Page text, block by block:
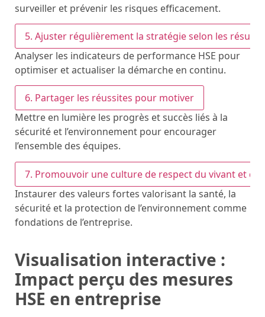
surveiller et prévenir les risques efficacement.
5. Ajuster régulièrement la stratégie selon les
Analyser les indicateurs de performance HSE pour
optimiser et actualiser la démarche en continu.
6. Partager les réussites pour motiver
Mettre en lumière les progrès et succès liés à la
sécurité et l’environnement pour encourager
l’ensemble des équipes.
7. Promouvoir une culture de respect du vivant et du
Instaurer des valeurs fortes valorisant la santé, la
sécurité et la protection de l’environnement comme
fondations de l’entreprise.
Visualisation interactive :
Impact perçu des mesures
HSE en entreprise